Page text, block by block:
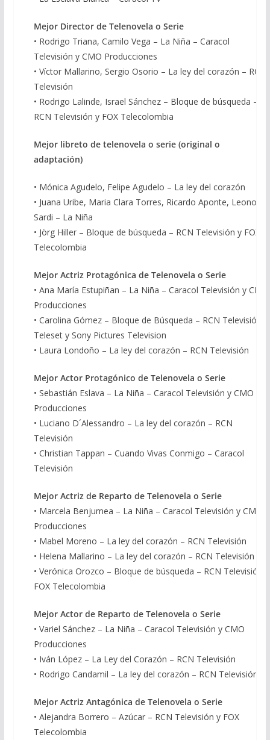
Mejor Director de Telenovela o Serie
• Rodrigo Triana, Camilo Vega – La Niña – Caracol
Televisión y CMO Producciones
• Víctor Mallarino, Sergio Osorio – La ley del corazón – RCN
Televisión
• Rodrigo Lalinde, Israel Sánchez – Bloque de búsqueda –
RCN Televisión y FOX Telecolombia
Mejor libreto de telenovela o serie (original o
adaptación)
• Mónica Agudelo, Felipe Agudelo – La ley del corazón
• Juana Uribe, Maria Clara Torres, Ricardo Aponte, Leonor
Sardi – La Niña
• Jörg Hiller – Bloque de búsqueda – RCN Televisión y FOX
Telecolombia
Mejor Actriz Protagónica de Telenovela o Serie
• Ana María Estupiñan – La Niña – Caracol Televisión y CMO
Producciones
• Carolina Gómez – Bloque de Búsqueda – RCN Televisión,
Teleset y Sony Pictures Television
• Laura Londoño – La ley del corazón – RCN Televisión
Mejor Actor Protagónico de Telenovela o Serie
• Sebastián Eslava – La Niña – Caracol Televisión y CMO
Producciones
• Luciano D´Alessandro – La ley del corazón – RCN
Televisión
• Christian Tappan – Cuando Vivas Conmigo – Caracol
Televisión
Mejor Actriz de Reparto de Telenovela o Serie
• Marcela Benjumea – La Niña – Caracol Televisión y CMO
Producciones
• Mabel Moreno – La ley del corazón – RCN Televisión
• Helena Mallarino – La ley del corazón – RCN Televisión
• Verónica Orozco – Bloque de búsqueda – RCN Televisión y
FOX Telecolombia
Mejor Actor de Reparto de Telenovela o Serie
• Variel Sánchez – La Niña – Caracol Televisión y CMO
Producciones
• Iván López – La Ley del Corazón – RCN Televisión
• Rodrigo Candamil – La ley del corazón – RCN Televisión
Mejor Actriz Antagónica de Telenovela o Serie
• Alejandra Borrero – Azúcar – RCN Televisión y FOX
Telecolombia